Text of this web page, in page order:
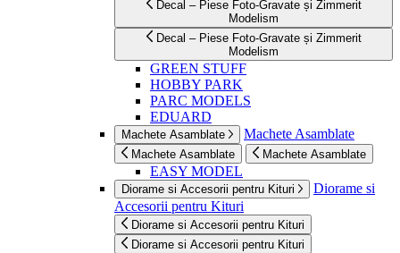
Decal – Piese Foto-Gravate și Zimmerit
Modelism
Decal – Piese Foto-Gravate și Zimmerit
Modelism
GREEN STUFF
HOBBY PARK
PARC MODELS
EDUARD
Machete Asamblate Machete Asamblate
Machete Asamblate Machete Asamblate
EASY MODEL
Diorame si Accesorii pentru Kituri
Diorame si
Accesorii pentru Kituri
Diorame si Accesorii pentru Kituri
Diorame si Accesorii pentru Kituri